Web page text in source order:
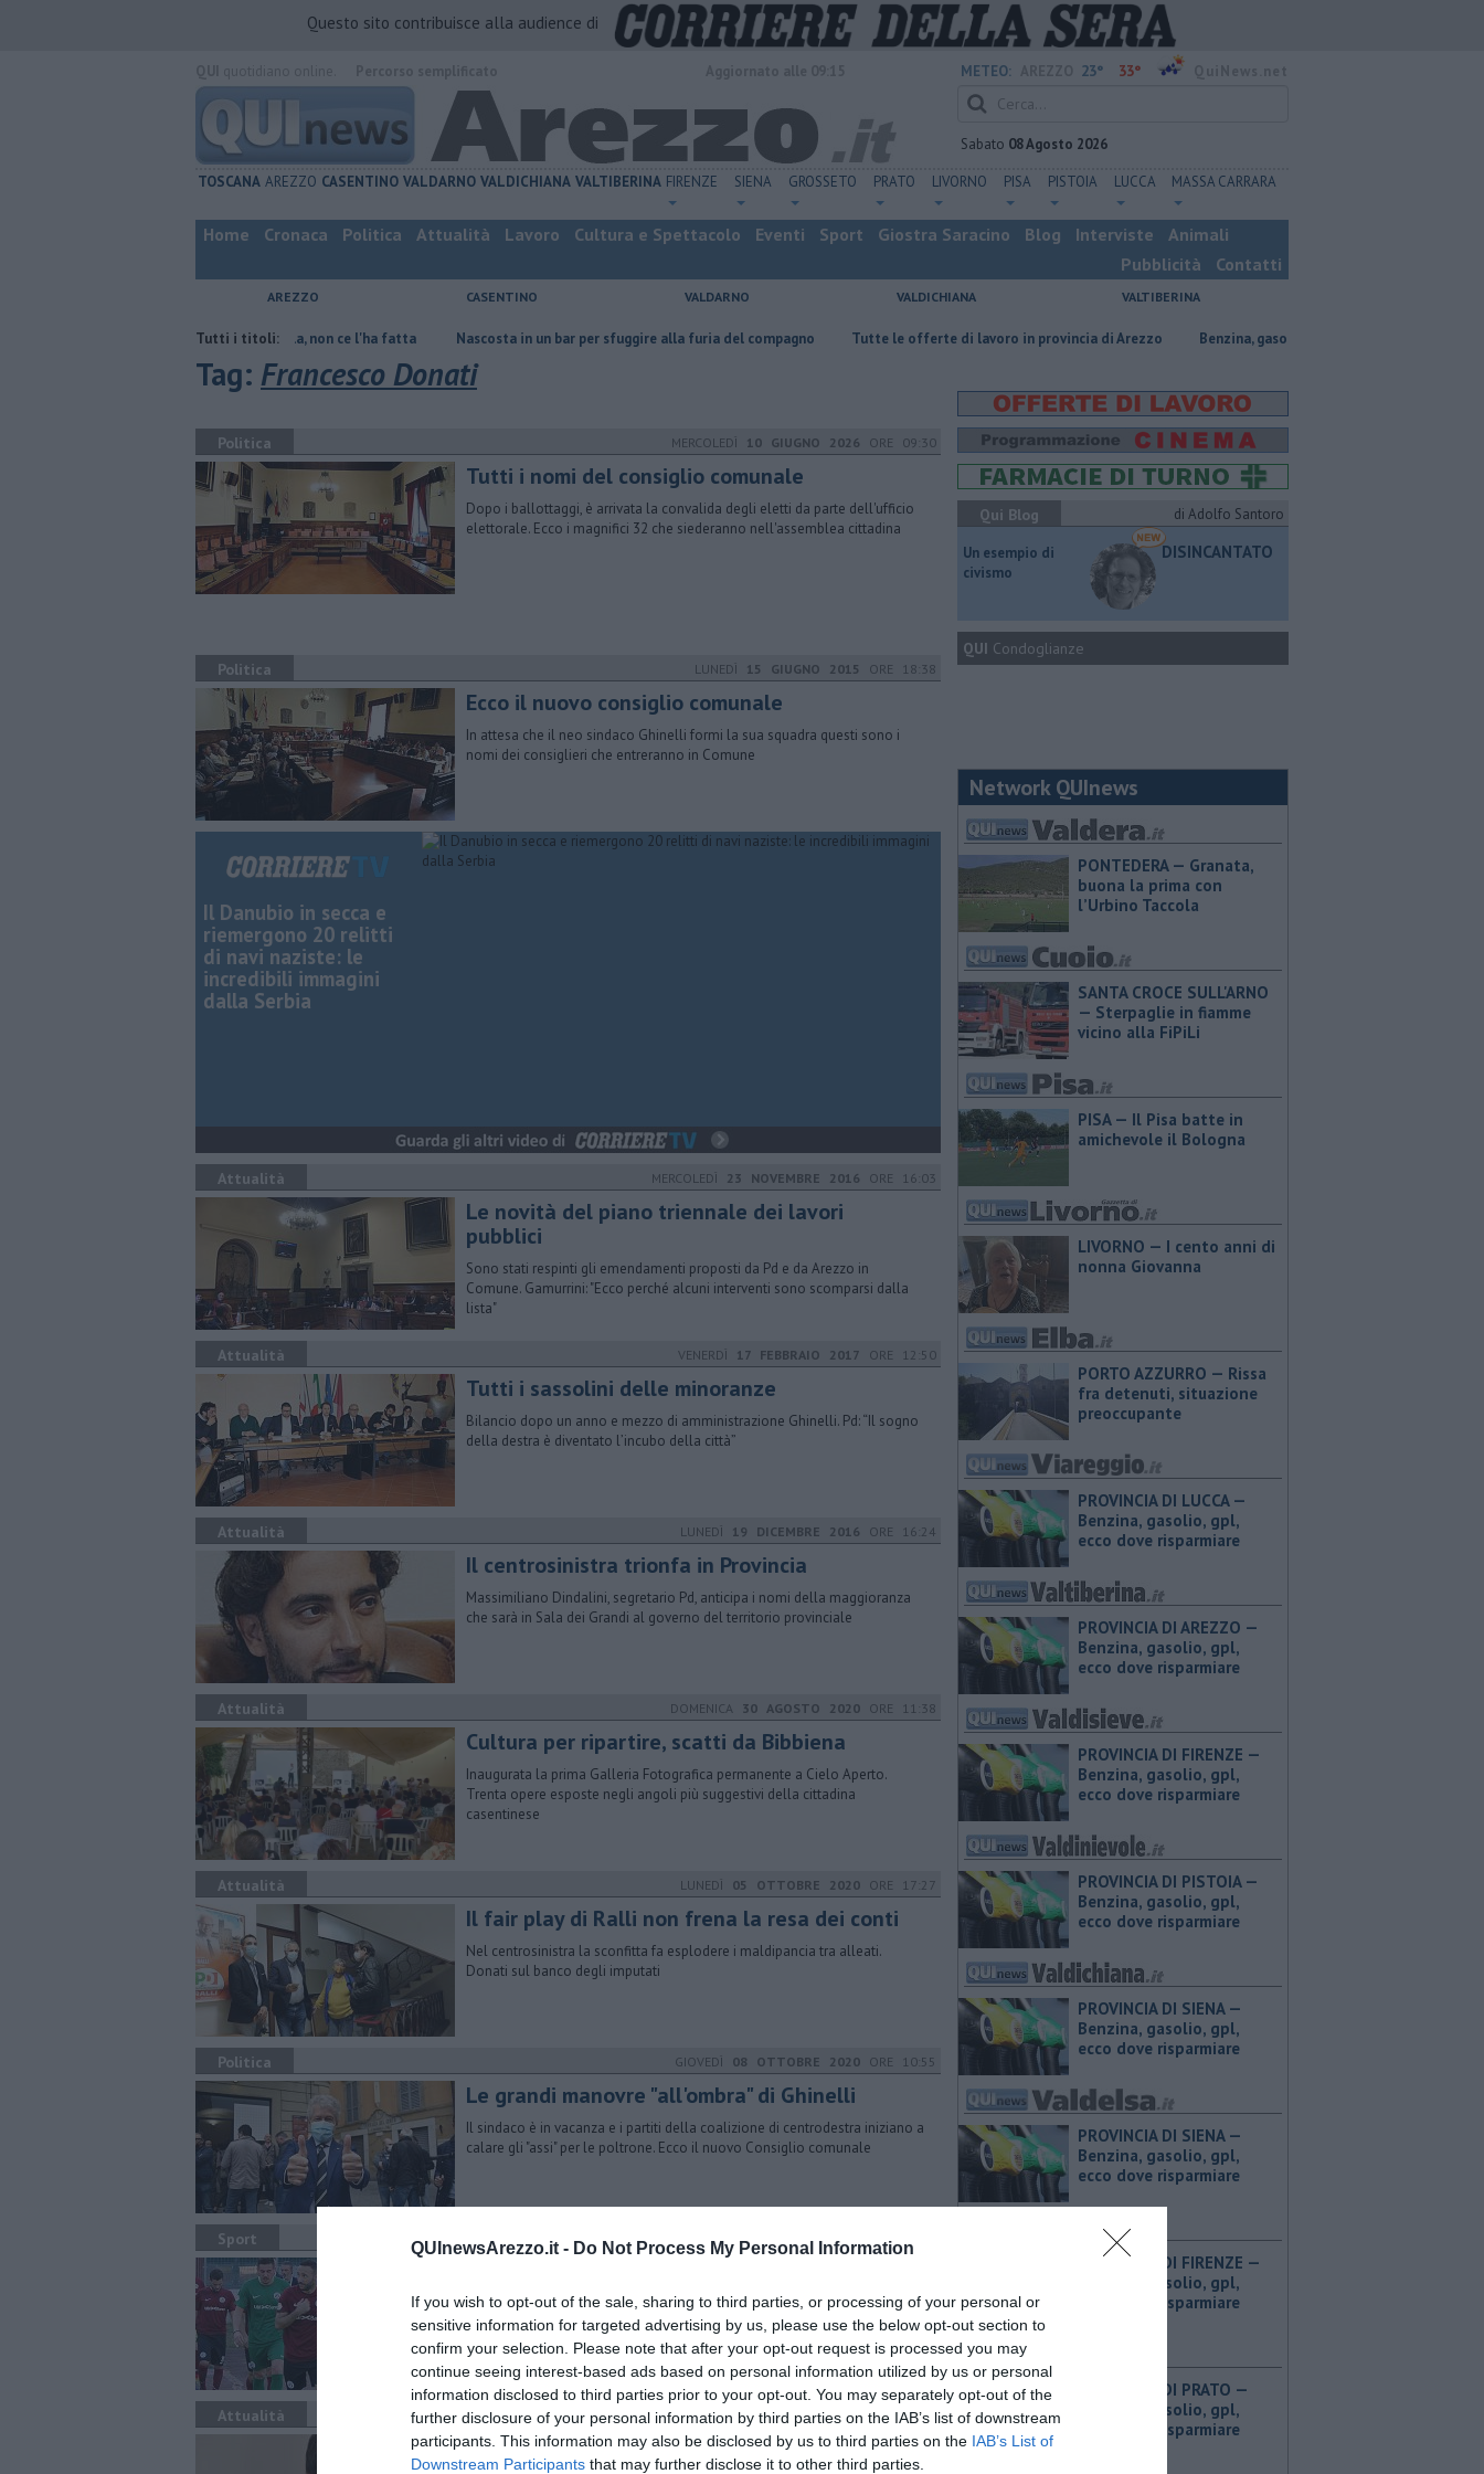
QUInewsArezzo.it - Do Not Process My Personal Information
If you wish to opt-out of the sale, sharing to third parties, or processing of your personal or
sensitive information for targeted advertising by us, please use the below opt-out section to
confirm your selection. Please note that after your opt-out request is processed you may
continue seeing interest-based ads based on personal information utilized by us or personal
information disclosed to third parties prior to your opt-out. You may separately opt-out of the
further disclosure of your personal information by third parties on the IAB’s list of downstream
participants. This information may also be disclosed by us to third parties on the IAB’s List of
Downstream Participants that may further disclose it to other third parties.
Questo sito contribuisce alla audience di
METEO: 23° 33°
Sabato 08 Agosto 2026
TOSCANA AREZZO CASENTINO VALDARNO VALDICHIANA VALTIBERINA FIRENZE SIENA GROSSETO PRATO LIVORNO PISA PISTOIA LUCCA MASSA CARRARA
Home Cronaca Politica Attualità Lavoro Cultura e Spettacolo Eventi Sport Giostra Saracino Blog Interviste
Animali
Pubblicità
Contatti
AREZZO CASENTINO VALDARNO VALDICHIANA VALTIBERINA
Tutti i titoli:
Contagiata da legionella, non ce l'ha fatta Nascosta in un bar per sfuggire alla furia del compagno ​Tutte le offerte di lavoro in provincia di Arezzo ​Benzina, gasolio, gpl, ecco dove risparmiare
Tag: Francesco Donati
Politica MERCOLEDÌ 10 GIUGNO 2026 ORE 09:30
Tutti i nomi del consiglio comunale
Dopo i ballottaggi, è arrivata la convalida degli eletti da parte dell'ufficio
elettorale. Ecco i magnifici 32 che siederanno nell'assemblea cittadina
Politica LUNEDÌ 15 GIUGNO 2015 ORE 18:38
Ecco il nuovo consiglio comunale
In attesa che il neo sindaco Ghinelli formi la sua squadra questi sono i
nomi dei consiglieri che entreranno in Comune
Il Danubio in secca e
riemergono 20 relitti
di navi naziste: le
incredibili immagini
dalla Serbia
Attualità MERCOLEDÌ 23 NOVEMBRE 2016 ORE 16:03
Le novità del piano triennale dei lavori
pubblici
Sono stati respinti gli emendamenti proposti da Pd e da Arezzo in
Comune. Gamurrini: "Ecco perché alcuni interventi sono scomparsi dalla
lista"
Attualità VENERDÌ 17 FEBBRAIO 2017 ORE 12:50
Tutti i sassolini delle minoranze
Bilancio dopo un anno e mezzo di amministrazione Ghinelli. Pd: “Il sogno
della destra è diventato l’incubo della città”
Attualità LUNEDÌ 19 DICEMBRE 2016 ORE 16:24
Il centrosinistra trionfa in Provincia
Massimiliano Dindalini, segretario Pd, anticipa i nomi della maggioranza
che sarà in Sala dei Grandi al governo del territorio provinciale
Attualità DOMENICA 30 AGOSTO 2020 ORE 11:38
Cultura per ripartire, scatti da Bibbiena
Inaugurata la prima Galleria Fotografica permanente a Cielo Aperto.
Trenta opere esposte negli angoli più suggestivi della cittadina
casentinese
Attualità LUNEDÌ 05 OTTOBRE 2020 ORE 17:27
Il fair play di Ralli non frena la resa dei conti
Nel centrosinistra la sconfitta fa esplodere i maldipancia tra alleati.
Donati sul banco degli imputati
Politica GIOVEDÌ 08 OTTOBRE 2020 ORE 10:55
Le grandi manovre "all'ombra" di Ghinelli
Il sindaco è in vacanza e i partiti della coalizione di centrodestra iniziano a
calare gli "assi" per le poltrone. Ecco il nuovo Consiglio comunale
Sport LUNEDÌ 01 FEBBRAIO 2021 ORE 14:30
Nessun precedente con l'Arezzo in 4 anni in C. Fontemurato di Roma e
Ciancaglini di Vasto saranno i suoi assistenti. Quarto ufficiale Ancora di
Roma
Attualità LUNEDÌ 22 FEBBRAIO 2021ORE 09:00
Coingas, atto per costituirsi parte civile
Qui Blog di Adolfo Santoro
​Un esempio di
civismo
DISINCANTATO
QUI Condoglianze
Network QUInews
PONTEDERA — ​Granata,
buona la prima con
l’Urbino Taccola
SANTA CROCE SULL'ARNO
— Sterpaglie in fiamme
vicino alla FiPiLi
PISA — Il Pisa batte in
amichevole il Bologna
LIVORNO — I cento anni di
nonna Giovanna
PORTO AZZURRO — Rissa
fra detenuti, situazione
preoccupante
PROVINCIA DI LUCCA — ​
Benzina, gasolio, gpl,
ecco dove risparmiare
PROVINCIA DI AREZZO — ​
Benzina, gasolio, gpl,
ecco dove risparmiare
PROVINCIA DI FIRENZE — ​
Benzina, gasolio, gpl,
ecco dove risparmiare
PROVINCIA DI PISTOIA — ​
Benzina, gasolio, gpl,
ecco dove risparmiare
PROVINCIA DI SIENA — ​
Benzina, gasolio, gpl,
ecco dove risparmiare
PROVINCIA DI SIENA — ​
Benzina, gasolio, gpl,
ecco dove risparmiare
PROVINCIA DI FIRENZE — ​
Benzina, gasolio, gpl,
ecco dove risparmiare
PROVINCIA DI PRATO — ​
Benzina, gasolio, gpl,
ecco dove risparmiare